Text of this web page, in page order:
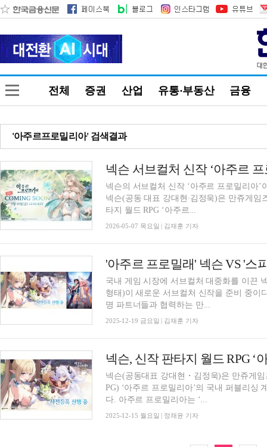
전체 증권 산업 유통·부동산 금융
'아주르프로밀리아' 검색결과
넥슨 서브컬처 신작 ‘아주르
넥슨의 서브컬처 신작 ‘아주르 프로밀리아
넥슨(공동 대표 강대현∙김정욱)은 만쥬게
타지 월드 RPG ‘아주르...
2026-05-07 목요일 | 김재훈 기자
국내 게임 시장에 서브컬처 대중화를 이끈
형태)이 새로운 서브컬처 신작을 준비 중이
명 파트너들과 협력하는 만...
2025-12-19 금요일 | 김재훈 기자
넥슨(공동대표 강대현・김정욱)은 만쥬게
PG) ‘아주르 프로밀리아’의 국내 퍼블리싱
다. 아주르 프로밀리아는 ‘...
2025-12-15 월요일 | 정채윤 기자